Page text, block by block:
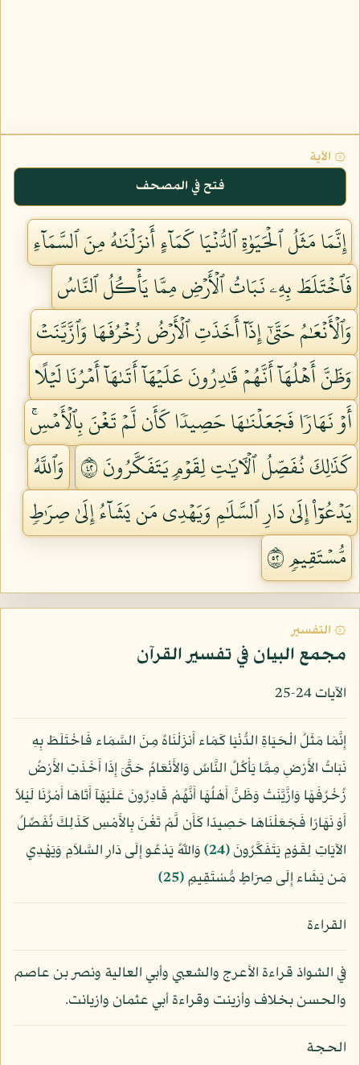
۞ الآية
فتح في المصحف
إِنَّمَا مَثَلُ ٱلۡحَيَوٰةِ ٱلدُّنۡيَا كَمَآءٍ أَنزَلۡنَٰهُ مِنَ ٱلسَّمَآءِ
فَٱخۡتَلَطَ بِهِۦ نَبَاتُ ٱلۡأَرۡضِ مِمَّا يَأۡكُلُ ٱلنَّاسُ
وَٱلۡأَنۡعَٰمُ حَتَّىٰٓ إِذَآ أَخَذَتِ ٱلۡأَرۡضُ زُخۡرُفَهَا وَٱزَّيَّنَتۡ
وَظَنَّ أَهۡلُهَآ أَنَّهُمۡ قَٰدِرُونَ عَلَيۡهَآ أَتَىٰهَآ أَمۡرُنَا لَيۡلًا
أَوۡ نَهَارٗا فَجَعَلۡنَٰهَا حَصِيدٗا كَأَن لَّمۡ تَغۡنَ بِٱلۡأَمۡسِۚ
كَذَٰلِكَ نُفَصِّلُ ٱلۡأٓيَٰتِ لِقَوۡمٖ يَتَفَكَّرُونَ ٢٤
وَٱللَّهُ
يَدۡعُوٓاْ إِلَىٰ دَارِ ٱلسَّلَٰمِ وَيَهۡدِي مَن يَشَآءُ إِلَىٰ صِرَٰطٖ
مُّسۡتَقِيمٖ ٢٥
۞ التفسير
مجمع البيان في تفسير القرآن
الآيات 24-25
إِنَّمَا مَثَلُ الْحَيَاةِ الدُّنْيَا كَمَاء أَنزَلْنَاهُ مِنَ السَّمَاء فَاخْتَلَطَ بِهِ
نَبَاتُ الأَرْضِ مِمَّا يَأْكُلُ النَّاسُ وَالأَنْعَامُ حَتَّىَ إِذَا أَخَذَتِ الأَرْضُ
زُخْرُفَهَا وَازَّيَّنَتْ وَظَنَّ أَهْلُهَا أَنَّهُمْ قَادِرُونَ عَلَيْهَآ أَتَاهَا أَمْرُنَا لَيْلاً
أَوْ نَهَارًا فَجَعَلْنَاهَا حَصِيدًا كَأَن لَّمْ تَغْنَ بِالأَمْسِ كَذَلِكَ نُفَصِّلُ
الآيَاتِ لِقَوْمٍ يَتَفَكَّرُونَ﴿24﴾
وَاللّهُ يَدْعُو إِلَى دَارِ السَّلاَمِ وَيَهْدِي
مَن يَشَاء إِلَى صِرَاطٍ مُّسْتَقِيمٍ﴿25﴾
القراءة
في الشواذ قراءة الأعرج والشعبي وأبي العالية ونصر بن عاصم
والحسن بخلاف وأزينت وقراءة أبي عثمان وازيانت.
الحجة